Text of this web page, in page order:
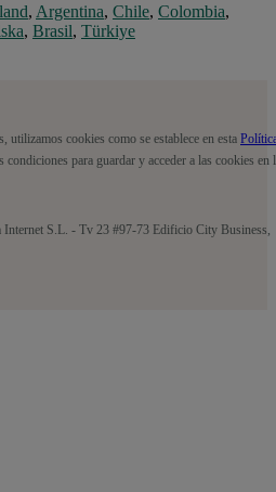
, Argentina, Chile, Colombia,
, Brasil, Türkiye
utilizamos cookies como se establece en esta
condiciones para guardar y acceder a las cookies en
S.L. - Tv 23 #97-73 Edificio City Business,